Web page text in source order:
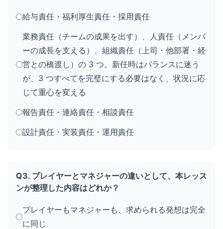
給与責任・福利厚生責任・採用責任
業務責任（チームの成果を出す）、人責任（メンバ
ーの成長を支える）、組織責任（上司・他部署・経
営との橋渡し）の 3 つ。新任時はバランスに迷う
が、3 つすべてを完璧にする必要はなく、状況に応
じて重心を変える
報告責任・連絡責任・相談責任
設計責任・実装責任・運用責任
Q3. プレイヤーとマネジャーの違いとして、本レッス
ンが整理した内容はどれか？
プレイヤーもマネジャーも、求められる発想は完全
に同じ